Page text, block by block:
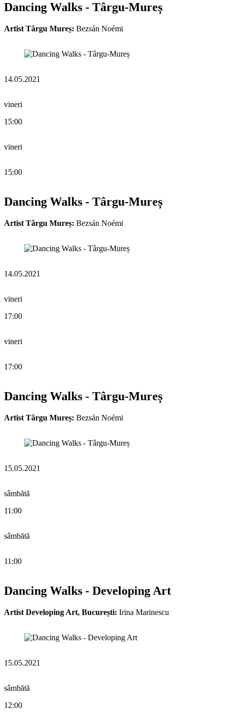
Dancing Walks - Târgu-Mureș
Artist Târgu Mureș: Bezsán Noémi
14.05.2021
vineri
15:00
vineri
15:00
Dancing Walks - Târgu-Mureș
Artist Târgu Mureș: Bezsán Noémi
14.05.2021
vineri
17:00
vineri
17:00
Dancing Walks - Târgu-Mureș
Artist Târgu Mureș: Bezsán Noémi
15.05.2021
sâmbătă
11:00
sâmbătă
11:00
Dancing Walks - Developing Art
Artist Developing Art, București: Irina Marinescu
15.05.2021
sâmbătă
12:00